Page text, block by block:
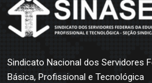
Sindicato Nacional dos Servidores
Básica, Profissional e Tecnológica